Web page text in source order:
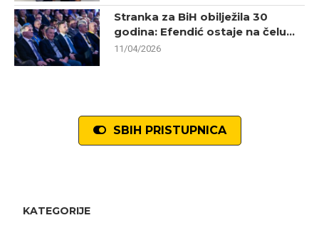
Stranka za BiH obilježila 30
godina: Efendić ostaje na čelu...
11/04/2026
SBIH PRISTUPNICA
KATEGORIJE